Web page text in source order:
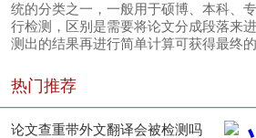
统的分类之一，一般用于硕博、本科、
行检测，区别是需要将论文分成段落来
测出的结果再进行简单计算可获得最终的
热门推荐
论文查重带外文翻译会被检测吗